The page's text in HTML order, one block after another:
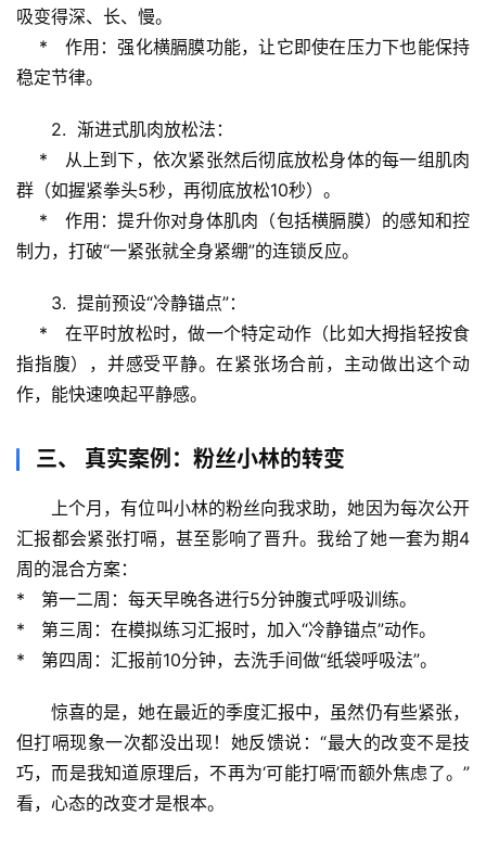
物
人
体
历
档
宙
天
科
学
心
理
驿
吸变得深、长、慢。
    *
作用 ：强化横膈膜功能，让它即使在压力下也能保持
稳定节律。
2. 渐进式肌肉放松法 ：
群（如握紧拳头5秒，再彻底放松10秒）。
    *
作用 ：提升你对身体肌肉（包括横膈膜）的感知和控
制力，打破“一紧张就全身紧绷”的连锁反应。
3. 提前预设“冷静锚点”：
指指腹），并感受平静。在紧张场合前，主动做出这个动
作，能快速唤起平静感。
三、 真实案例：粉丝小林的转变
上个月，有位叫小林的粉丝向我求助，她因为每次公开
汇报都会紧张打嗝，甚至影响了晋升。我给了她一套为期4
周的混合方案：
* 第一二周 ：每天早晚各进行5分钟腹式呼吸训练。
* 第三周 ：在模拟练习汇报时，加入“冷静锚点”动作。
* 第四周 ：汇报前10分钟，去洗手间做“纸袋呼吸法”。
惊喜的是，她在最近的季度汇报中，虽然仍有些紧张，
但打嗝现象一次都没出现！她反馈说：“最大的改变不是技
巧，而是我知道原理后，不再为‘可能打嗝’而额外焦虑了。”
看，心态的改变才是根本。